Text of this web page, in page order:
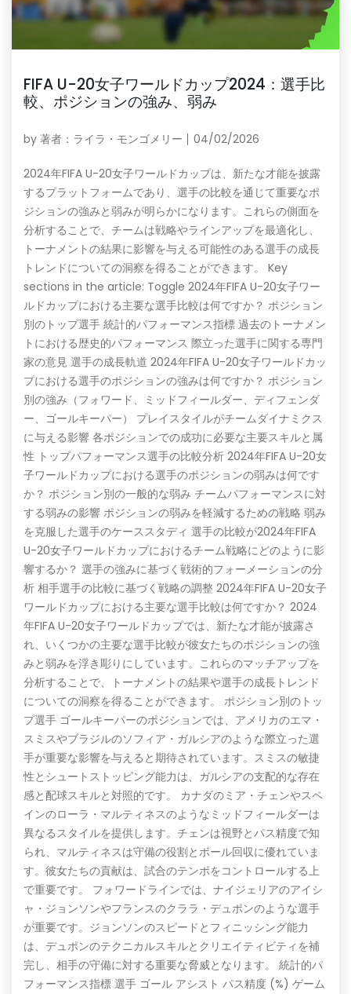
FIFA U-20女子ワールドカップ2024：選手比
較、ポジションの強み、弱み
by 著者：ライラ・モンゴメリー 04/02/2026
2024年FIFA U-20女子ワールドカップは、新たな才能を披露
するプラットフォームであり、選手の比較を通じて重要なポ
ジションの強みと弱みが明らかになります。これらの側面を
分析することで、チームは戦略やラインアップを最適化し、
トーナメントの結果に影響を与える可能性のある選手の成長
トレンドについての洞察を得ることができます。 Key
sections in the article: Toggle 2024年FIFA U-20女子ワー
ルドカップにおける主要な選手比較は何ですか？ ポジション
別のトップ選手 統計的パフォーマンス指標 過去のトーナメン
トにおける歴史的パフォーマンス 際立った選手に関する専門
家の意見 選手の成長軌道 2024年FIFA U-20女子ワールドカッ
プにおける選手のポジションの強みは何ですか？ ポジション
別の強み（フォワード、ミッドフィールダー、ディフェンダ
ー、ゴールキーパー） プレイスタイルがチームダイナミクス
に与える影響 各ポジションでの成功に必要な主要スキルと属
性 トップパフォーマンス選手の比較分析 2024年FIFA U-20女
子ワールドカップにおける選手のポジションの弱みは何です
か？ ポジション別の一般的な弱み チームパフォーマンスに対
する弱みの影響 ポジションの弱みを軽減するための戦略 弱み
を克服した選手のケーススタディ 選手の比較が2024年FIFA
U-20女子ワールドカップにおけるチーム戦略にどのように影
響するか？ 選手の強みに基づく戦術的フォーメーションの分
析 相手選手の比較に基づく戦略の調整 2024年FIFA U-20女子
ワールドカップにおける主要な選手比較は何ですか？ 2024
年FIFA U-20女子ワールドカップでは、新たな才能が披露さ
れ、いくつかの主要な選手比較が彼女たちのポジションの強
みと弱みを浮き彫りにしています。これらのマッチアップを
分析することで、トーナメントの結果や選手の成長トレンド
についての洞察を得ることができます。 ポジション別のトッ
プ選手 ゴールキーパーのポジションでは、アメリカのエマ・
スミスやブラジルのソフィア・ガルシアのような際立った選
手が重要な影響を与えると期待されています。スミスの敏捷
性とシュートストッピング能力は、ガルシアの支配的な存在
感と配球スキルと対照的です。 カナダのミア・チェンやスペ
インのローラ・マルティネスのようなミッドフィールダーは
異なるスタイルを提供します。チェンは視野とパス精度で知
られ、マルティネスは守備の役割とボール回収に優れていま
す。彼女たちの貢献は、試合のテンポをコントロールする上
で重要です。 フォワードラインでは、ナイジェリアのアイシ
ャ・ジョンソンやフランスのクララ・デュポンのような選手
が重要です。ジョンソンのスピードとフィニッシング能力
は、デュポンのテクニカルスキルとクリエイティビティを補
完し、相手の守備に対する重要な脅威となります。 統計的パ
フォーマンス指標 選手 ゴール アシスト パス精度 (%) ゲーム